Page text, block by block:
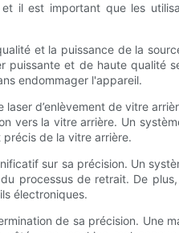
il est important que les
et la puissance de la
et de haute qualité
endommager l'appareil.
d’enlèvement de vitre
vers la vitre arrière. Un
de la vitre arrière.
sur sa précision. Un
processus de retrait. De
électroniques.
de sa précision. Une